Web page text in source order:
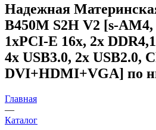
Надежная
B450M S2H V2 [s-
1xPCI-E 16x, 2x
4x USB3.0, 2x USB2.0,
DVI+HDMI+VGA] по
Главная
—
Каталог